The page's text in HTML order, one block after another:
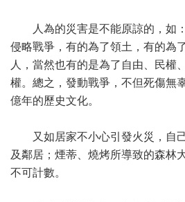
人為的災害是不能原諒的，如
侵略戰爭，有的為了領土，有的為
人，當然也有的是為了自由、民權
權。總之，發動戰爭，不但死傷無
億年的歷史文化。
又如居家不小心引發火災，自
及鄰居；煙蒂、燒烤所導致的森林
不可計數。